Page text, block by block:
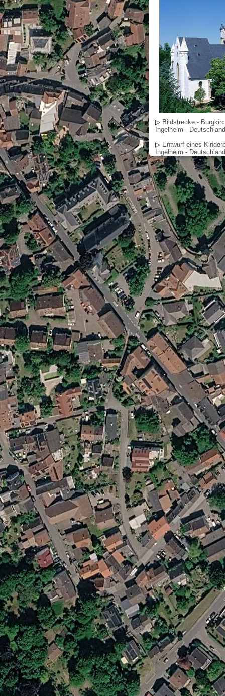
▷ Bildstrecke -
Ingelheim -
▷ Entwurf eines
Ingelheim - Deutschland